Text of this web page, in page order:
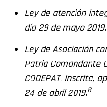
Ley de atención
día 29 de mayo 2019.
Ley de Asociación
Patria Comandante
CODEPAT, inscrita,
24 de abril 2019.8